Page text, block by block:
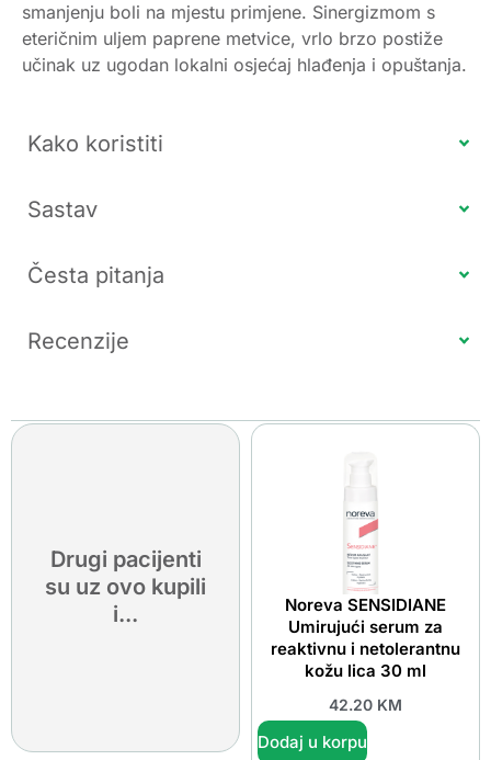
smanjenju boli na mjestu primjene. Sinergizmom s
eteričnim uljem paprene metvice, vrlo brzo postiže
učinak uz ugodan lokalni osjećaj hlađenja i opuštanja.
Kako koristiti
Sastav
Česta pitanja
Recenzije
Drugi pacijenti
su uz ovo kupili
i...
Noreva SENSIDIANE
Umirujući serum za
reaktivnu i netolerantnu
kožu lica 30 ml
42.20 KM
Dodaj u korpu